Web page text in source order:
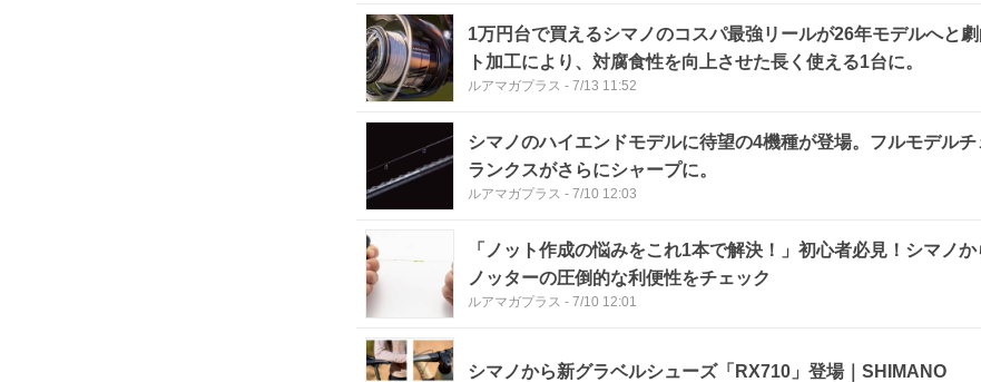
1万円台で買えるシマノのコスパ最強リールが26年モデルへと
ト加工により、対腐食性を向上させた長く使える1台に。
ルアマガプラス - 7/13 11:52
シマノのハイエンドモデルに待望の4機種が登場。フルモデル
ランクスがさらにシャープに。
ルアマガプラス - 7/10 12:03
「ノット作成の悩みをこれ1本で解決！」初心者必見！シマノ
ノッターの圧倒的な利便性をチェック
ルアマガプラス - 7/10 12:01
シマノから新グラベルシューズ「RX710」登場｜SHIMANO